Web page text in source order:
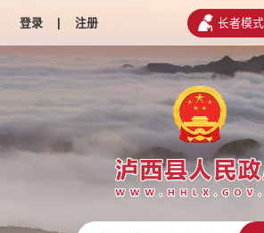
登录 | 注册 长者模式